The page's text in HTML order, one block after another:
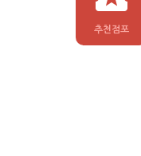
추천점포